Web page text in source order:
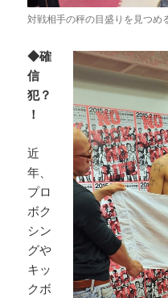
対戦相手の秤の目盛りを見つめ
◆確
信
犯？
！
近
年、
プロ
ボク
シン
グや
キッ
クボ